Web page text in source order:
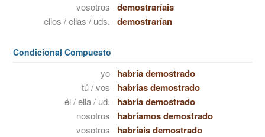
vosotros demostraríais
ellos / ellas / uds. demostrarían
Condicional Compuesto
yo habría demostrado
tú / vos habrías demostrado
él / ella / ud. habría demostrado
nosotros habríamos demostrado
vosotros habríais demostrado